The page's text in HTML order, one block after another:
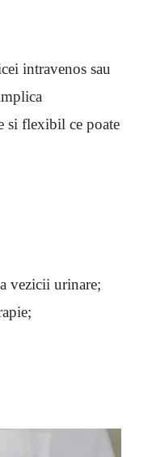
intravenos sau
si flexibil ce poate
vezicii urinare;